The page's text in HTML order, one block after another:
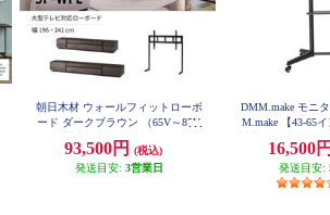
朝日木材 ウォールフィットローボ
ード ダークブラウン （65V～85V
93,500円
(税込)
発送目安: 3営業日
DMM.make モニ
M.make 【43-65
2年8月モデル
16,500円
発送目安: